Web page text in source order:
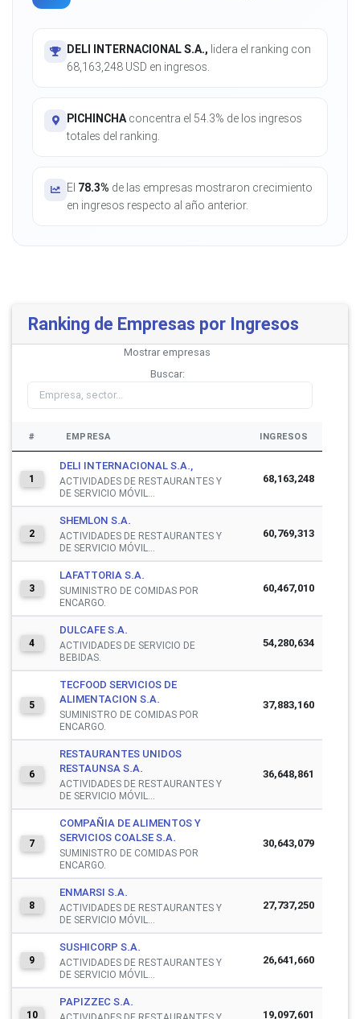
DELI INTERNACIONAL S.A., lidera el ranking con
68,163,248 USD en ingresos.
PICHINCHAconcentra el 54.3% de los ingresos
totales del ranking.
El 78.3% de las empresas mostraron crecimiento
en ingresos respecto al año anterior.
Ranking de Empresas por Ingresos
Mostrar empresas
Buscar:
# EMPRESA INGRESOS
1
DELI INTERNACIONAL S.A.,
ACTIVIDADES DE RESTAURANTES Y
DE SERVICIO MÓVIL...
68,163,248
2
SHEMLON S.A.
ACTIVIDADES DE RESTAURANTES Y
DE SERVICIO MÓVIL...
60,769,313
3
LAFATTORIA S.A.
SUMINISTRO DE COMIDAS POR
ENCARGO.
60,467,010
4
DULCAFE S.A.
ACTIVIDADES DE SERVICIO DE
BEBIDAS.
54,280,634
5
TECFOOD SERVICIOS DE
ALIMENTACION S.A.
SUMINISTRO DE COMIDAS POR
ENCARGO.
37,883,160
6
RESTAURANTES UNIDOS
RESTAUNSA S.A.
ACTIVIDADES DE RESTAURANTES Y
DE SERVICIO MÓVIL...
36,648,861
7
COMPAÑIA DE ALIMENTOS Y
SERVICIOS COALSE S.A.
SUMINISTRO DE COMIDAS POR
ENCARGO.
30,643,079
8
ENMARSI S.A.
ACTIVIDADES DE RESTAURANTES Y
DE SERVICIO MÓVIL...
27,737,250
9
SUSHICORP S.A.
ACTIVIDADES DE RESTAURANTES Y
DE SERVICIO MÓVIL...
26,641,660
10
PAPIZZEC S.A.
ACTIVIDADES DE RESTAURANTES Y 19,097,601